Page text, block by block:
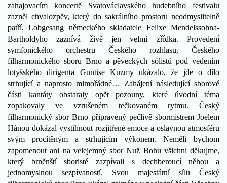
zahajovacím koncertě Svatováclavského hudebního festivalu
zazněl chvalozpěv, který do sakrálního prostoru neodmyslitelně
patří. Lobgesang německého skladatele Felixe Mendelssohna-
Bartholdyho zaznívá živě jen velmi zřídka. Provedení
symfonického orchestru Českého rozhlasu, Českého
filharmonického sboru Brno a pěveckých sólistů pod vedením
lotyšského dirigenta Guntise Kuzmy ukázalo, že jde o dílo
strhující a naprosto mimořádné… Zahájení následující sborové
části kantáty obstaraly opět pozouny, které úvodní téma
zopakovaly ve vzrušeném tečkovaném rytmu. Český
filharmonický sbor Brno připravený pečlivě sbormistrem Joelem
Hánou dokázal vystihnout rozjitřené emoce a oslavnou atmosféru
svým procítěným a strhujícím výkonem. Neměli bychom
zapomenout ani na velejemný sbor Nuž Bohu všichni děkujme,
který brněnští sboristé zazpívali s dechberoucí něhou a
jednomyslnou sezpívaností. Svou majestátní sílu Český